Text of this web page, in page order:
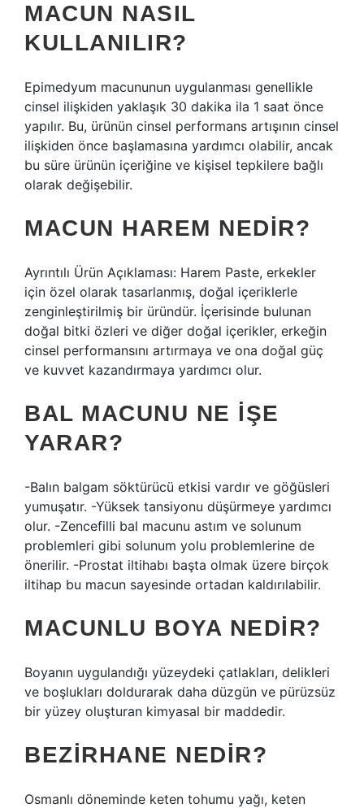
MACUN NASIL
KULLANILIR?
Epimedyum macununun uygulanması genellikle
cinsel ilişkiden yaklaşık 30 dakika ila 1 saat önce
yapılır. Bu, ürünün cinsel performans artışının cinsel
ilişkiden önce başlamasına yardımcı olabilir, ancak
bu süre ürünün içeriğine ve kişisel tepkilere bağlı
olarak değişebilir.
MACUN HAREM NEDIR?
Ayrıntılı Ürün Açıklaması: Harem Paste, erkekler
için özel olarak tasarlanmış, doğal içeriklerle
zenginleştirilmiş bir üründür. İçerisinde bulunan
doğal bitki özleri ve diğer doğal içerikler, erkeğin
cinsel performansını artırmaya ve ona doğal güç
ve kuvvet kazandırmaya yardımcı olur.
BAL MACUNU NE IŞE
YARAR?
-Balın balgam söktürücü etkisi vardır ve göğüsleri
yumuşatır. -Yüksek tansiyonu düşürmeye yardımcı
olur. -Zencefilli bal macunu astım ve solunum
problemleri gibi solunum yolu problemlerine de
önerilir. -Prostat iltihabı başta olmak üzere birçok
iltihap bu macun sayesinde ortadan kaldırılabilir.
MACUNLU BOYA NEDIR?
Boyanın uygulandığı yüzeydeki çatlakları, delikleri
ve boşlukları doldurarak daha düzgün ve pürüzsüz
bir yüzey oluşturan kimyasal bir maddedir.
BEZIRHANE NEDIR?
Osmanlı döneminde keten tohumu yağı, keten